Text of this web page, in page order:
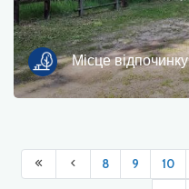
Місце відпочинку
8 9 10